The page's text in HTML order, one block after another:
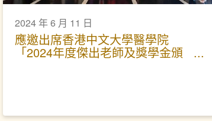
2024 年 6 月 11 日
應邀出席香港中文大學醫學院
「2024年度傑出老師及獎學金頒